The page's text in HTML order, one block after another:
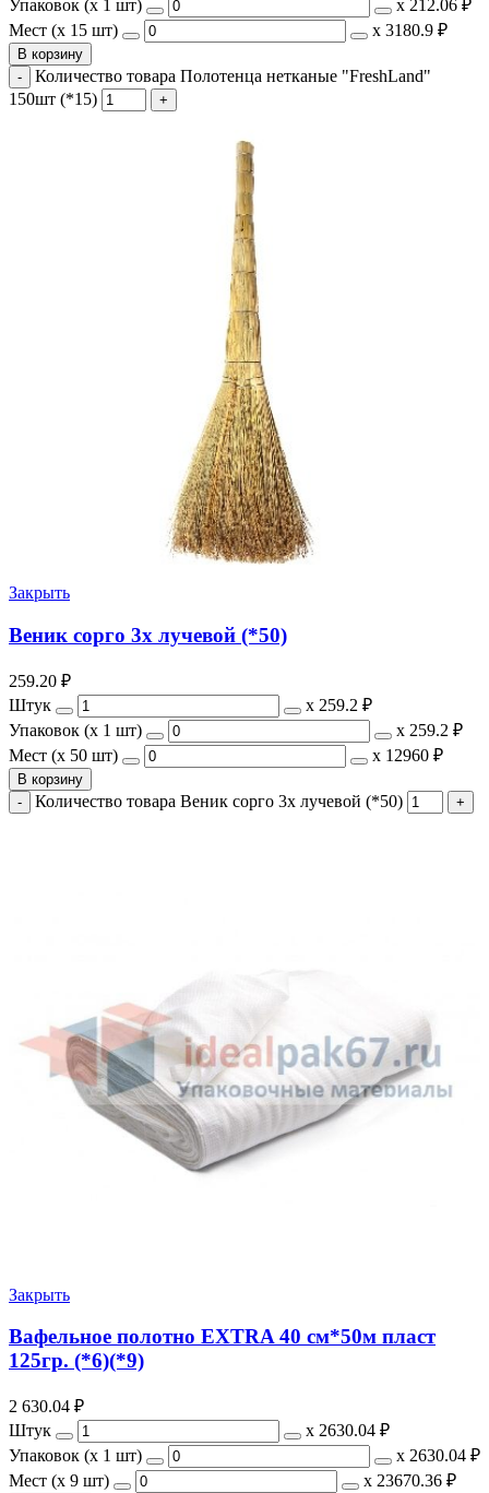
Упаковок (x 1 шт) х 212.06 ₽
Мест (x 15 шт)
х 3180.9 ₽
В корзину
Количество товара Полотенца нетканые "FreshLand"
150шт (*15)
Закрыть
Веник сорго 3х лучевой (*50)
259.20 ₽
Штук
х 259.2 ₽
Упаковок (x 1 шт)
х 259.2 ₽
Мест (x 50 шт)
х 12960 ₽
В корзину
Количество товара Веник сорго 3х лучевой (*50)
Закрыть
Вафельное полотно EXTRA 40 см*50м пласт
125гр. (*6)(*9)
2 630.04 ₽
Штук
х 2630.04 ₽
Упаковок (x 1 шт)
х 2630.04 ₽
Мест (x 9 шт)
х 23670.36 ₽